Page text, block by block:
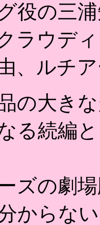
役の三
ラウデ
、ルチ
の大き
る続編
ズの劇
からな